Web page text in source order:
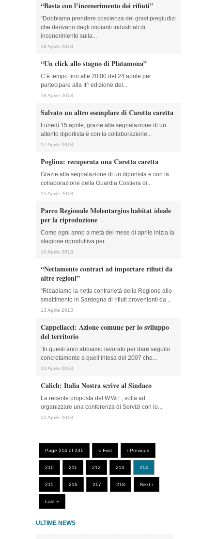
“Basta con l’incenerimento dei rifiuti”
“Dobbiamo prendere coscienza dei gravi pregiudizi
che derivano dagli impianti industriali di
incenerimento sulla...
18 Aprile 2013
“Un click allo stagno di Platamona”
C’è tempo fino alle 20.00 del 24 aprile per
partecipare alla II^ edizione del...
18 Aprile 2013
Salvato un altro esemplare di Caretta caretta
Lunedì 15 aprile, grazie alla segnalazione di un
attento diportista e con la collaborazione...
17 Aprile 2013
Poglina: recuperata una Caretta caretta
Grazie alla segnalazione di un diportista e con la
collaborazione della Guardia Costiera di...
15 Aprile 2013
Parco Regionale Molentargius habitat ideale
per la riproduzione
Come ogni anno a metà del mese di aprile inizia la
stagione riproduttiva per...
14 Aprile 2013
“Nettamente contrari ad importare rifiuti da
altre regioni”
“Ribadiamo la netta contrarietà della Regione allo
smaltimento in Sardegna di rifiuti provenienti da...
13 Aprile 2013
Cappellacci: Azione comune per lo sviluppo
del territorio
“In questi anni abbiamo lavorato per dare seguito
concretamente a quell’intesa del 2007 che...
13 Aprile 2013
Calich: Italia Nostra scrive al Sindaco
La recente proposta del W.W.F., volta ad
organizzare una conferenza di Servizi con lo...
12 Aprile 2013
Page 214 of 231 « First ‹ Previous
210 211 212 213 214
215 216 217 218 Next ›
Last »
ULTIME NEWS